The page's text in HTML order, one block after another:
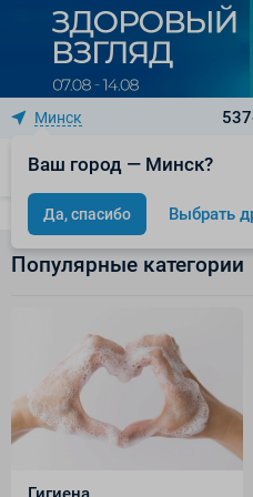
Минск
Ваш город — Минск?
Да, спасибо Выбрать
Популярные категории